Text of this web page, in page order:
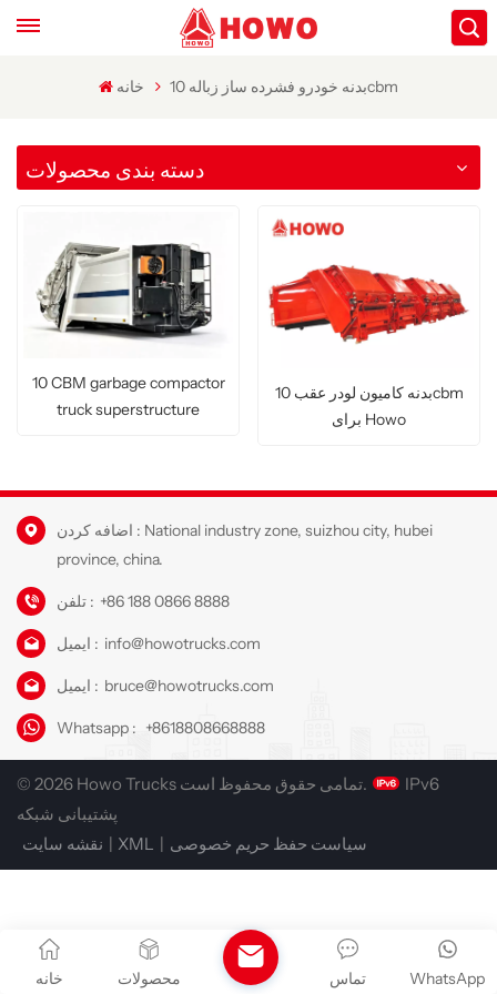
خانه بدنه خودرو فشرده ساز زباله 10cbm
دسته بندی محصولات
10 CBM garbage compactor
truck superstructure
بدنه کامیون لودر عقب 10cbm
برای Howo
اضافه کردن : National industry zone, suizhou city, hubei
province, china.
تلفن : +86 188 0866 8888
ایمیل : info@howotrucks.com
ایمیل : bruce@howotrucks.com
Whatsapp : +8618808668888
© 2026 Howo Trucks تمامی حقوق محفوظ است.
IPv6
پشتیبانی شبکه
نقشه سایت | XML | سیاست حفظ حریم خصوصی
خانه محصولات WhatsApp تماس